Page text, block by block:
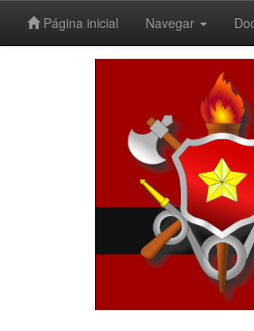
Página inicial Navegar